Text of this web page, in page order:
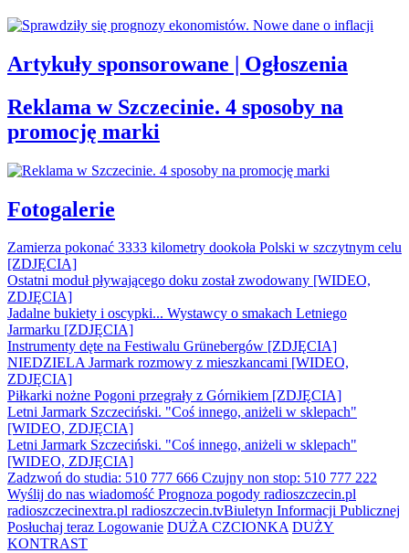
Artykuły sponsorowane | Ogłoszenia
Reklama w Szczecinie. 4 sposoby na
promocję marki
Fotogalerie
Zamierza pokonać 3333 kilometry dookoła Polski w szczytnym celu
[ZDJĘCIA]
Ostatni moduł pływającego doku został zwodowany [WIDEO,
ZDJĘCIA]
Jadalne bukiety i oscypki... Wystawcy o smakach Letniego
Jarmarku [ZDJĘCIA]
Instrumenty dęte na Festiwalu Grünebergów [ZDJĘCIA]
NIEDZIELA Jarmark rozmowy z mieszkancami [WIDEO,
ZDJĘCIA]
Piłkarki nożne Pogoni przegrały z Górnikiem [ZDJĘCIA]
Letni Jarmark Szczeciński. "Coś innego, aniżeli w sklepach"
[WIDEO, ZDJĘCIA]
Letni Jarmark Szczeciński. "Coś innego, aniżeli w sklepach"
[WIDEO, ZDJĘCIA]
Zadzwoń do studia: 510 777 666 Czujny non stop: 510 777 222
Wyślij do nas wiadomość Prognoza pogody radioszczecin.pl
radioszczecinextra.pl radioszczecin.tvBiuletyn Informacji Publicznej
Posłuchaj teraz Logowanie DUŻA CZCIONKA DUŻY
KONTRAST